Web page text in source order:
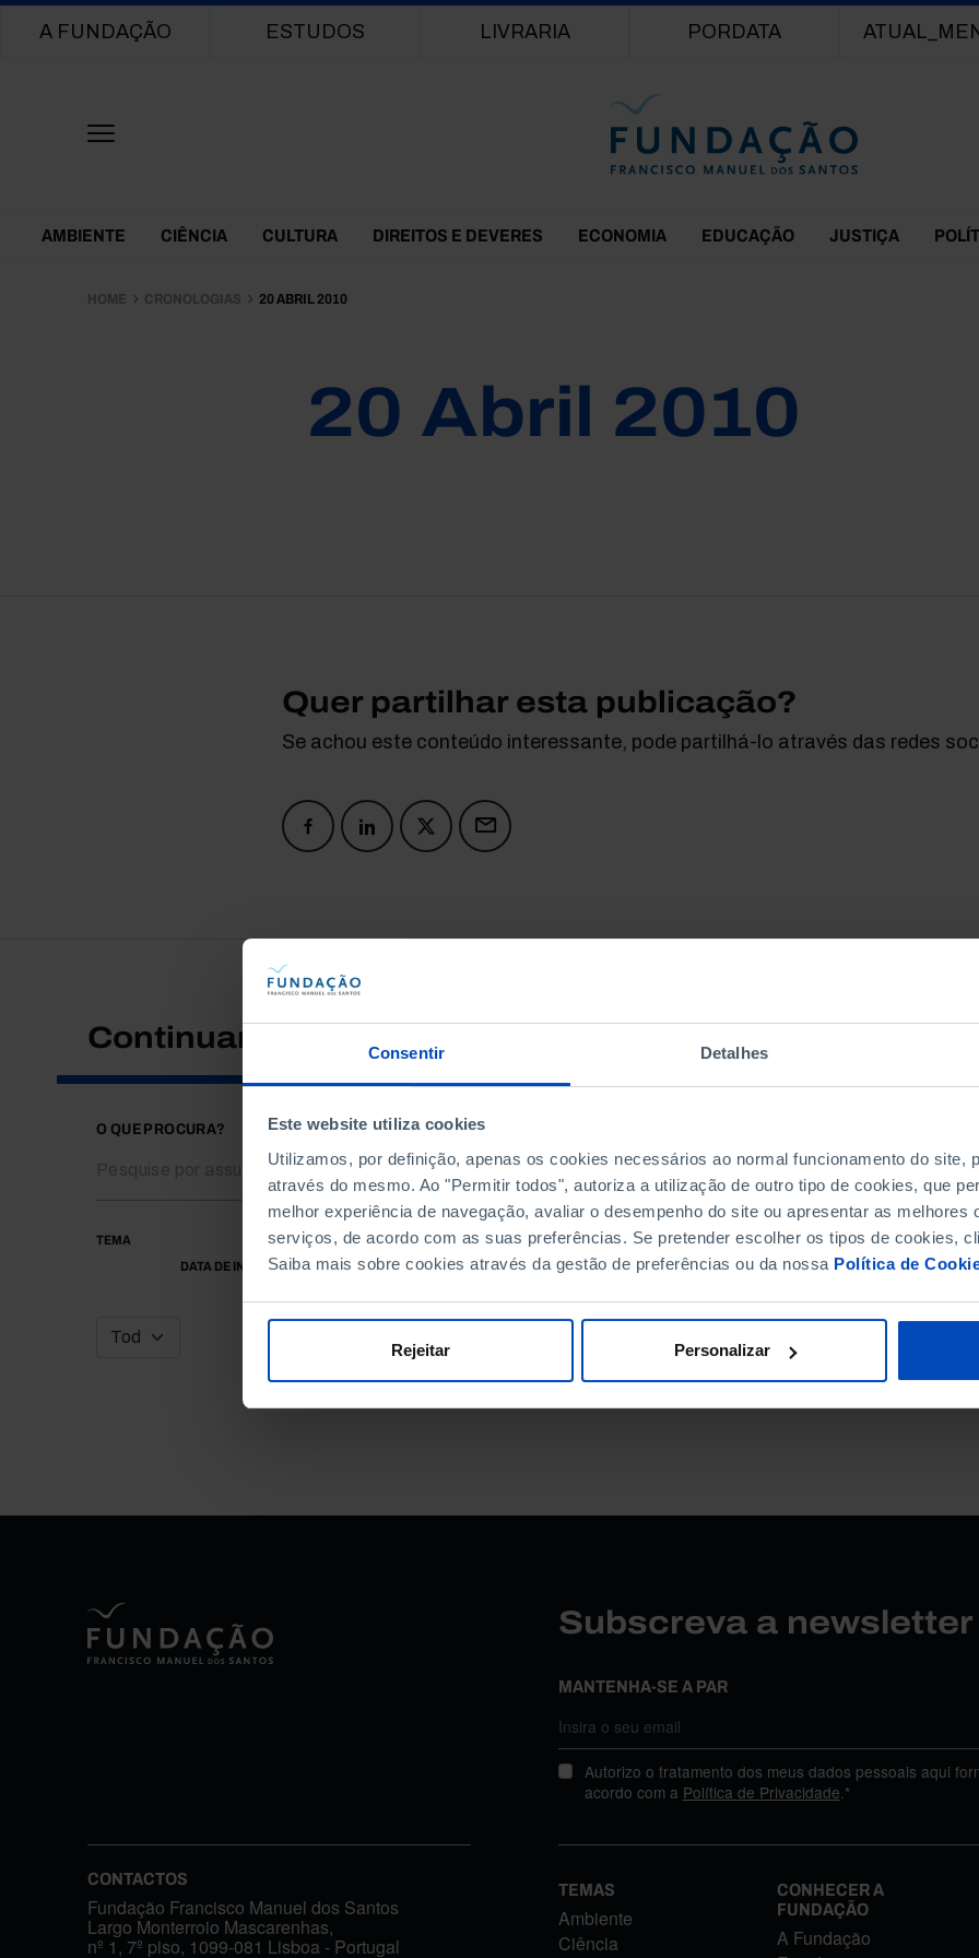
Consentir Detalhes
Este website utiliza cookies
Utilizamos, por definição, apenas os cookies necessários ao normal funcionamento do site,
através do mesmo. Ao "Permitir todos", autoriza a utilização de outro tipo de cookies, que
melhor experiência de navegação, avaliar o desempenho do site ou apresentar as melhores
serviços, de acordo com as suas preferências. Se pretender escolher os tipos de cookies,
Saiba mais sobre cookies através da gestão de preferências ou da nossa Política de
Rejeitar Personalizar
Main navigation
A FUNDAÇÃO ESTUDOS LIVRARIA PORDATA
Themes Menu
AMBIENTE CIÊNCIA CULTURA DIREITOS E DEVERES ECONOMIA EDUCAÇÃO JUSTIÇA
HOME CRONOLOGIAS 20 ABRIL 2010
20 Abril 2010
Quer partilhar esta publicação?
Se achou este conteúdo interessante, pode partilhá-lo através das redes
Continuar a pesquisar
O QUE PROCURA?
TEMA
DATA DE INÍCIO
DATA DE FIM
Subscreva a
MANTENHA-SE A PAR
Autorizo o tratamento dos meus dados pessoais aqui
acordo com a Política de Privacidade.*
CONTACTOS
Fundação Francisco Manuel dos Santos
Largo Monterroio Mascarenhas,
nº 1, 7º piso, 1099-081 Lisboa - Portugal
TEMAS
Ambiente
Ciência
CONHECER A
FUNDAÇÃO
A Fundação